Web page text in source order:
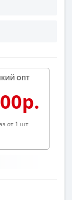
ОПТ
от 1 шт